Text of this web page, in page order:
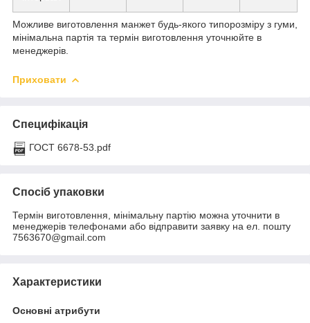
Можливе виготовлення манжет будь-якого типорозміру з гуми,
мінімальна партія та термін виготовлення уточнюйте в
менеджерів.
Приховати
Специфікація
ГОСТ 6678-53.pdf
Спосіб упаковки
Термін виготовлення, мінімальну партію можна уточнити в
менеджерів телефонами або відправити заявку на ел. пошту
7563670@gmail.com
Характеристики
Основні атрибути